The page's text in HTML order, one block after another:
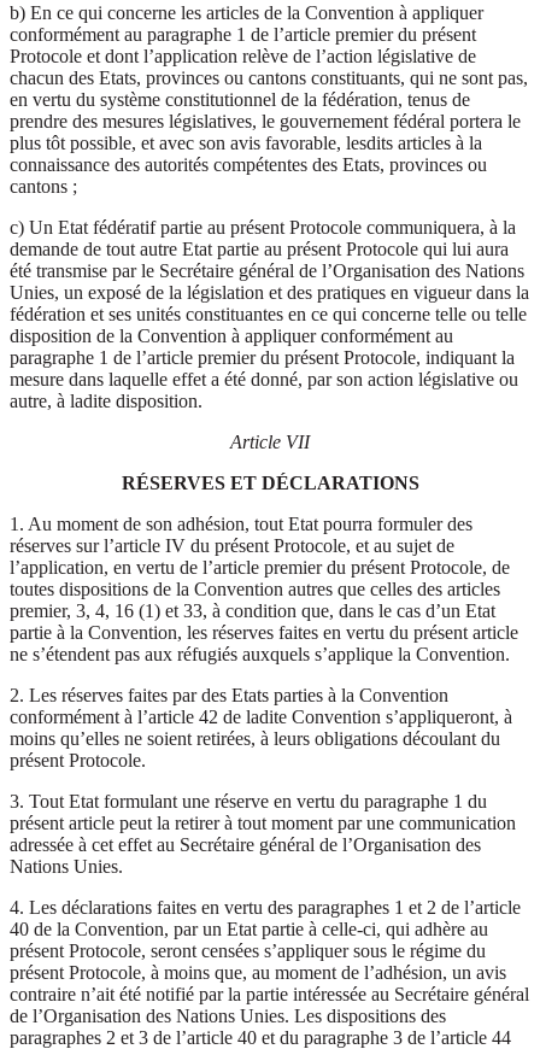
b) En ce qui concerne les articles de la Convention à appliquer
conformément au paragraphe 1 de l’article premier du présent
Protocole et dont l’application relève de l’action législative de
chacun des Etats, provinces ou cantons constituants, qui ne sont pas,
en vertu du système constitutionnel de la fédération, tenus de
prendre des mesures législatives, le gouvernement fédéral portera le
plus tôt possible, et avec son avis favorable, lesdits articles à la
connaissance des autorités compétentes des Etats, provinces ou
cantons ;
c) Un Etat fédératif partie au présent Protocole communiquera, à la
demande de tout autre Etat partie au présent Protocole qui lui aura
été transmise par le Secrétaire général de l’Organisation des Nations
Unies, un exposé de la législation et des pratiques en vigueur dans la
fédération et ses unités constituantes en ce qui concerne telle ou telle
disposition de la Convention à appliquer conformément au
paragraphe 1 de l’article premier du présent Protocole, indiquant la
mesure dans laquelle effet a été donné, par son action législative ou
autre, à ladite disposition.
Article VII
RÉSERVES ET DÉCLARATIONS
1. Au moment de son adhésion, tout Etat pourra formuler des
réserves sur l’article IV du présent Protocole, et au sujet de
l’application, en vertu de l’article premier du présent Protocole, de
toutes dispositions de la Convention autres que celles des articles
premier, 3, 4, 16 (1) et 33, à condition que, dans le cas d’un Etat
partie à la Convention, les réserves faites en vertu du présent article
ne s’étendent pas aux réfugiés auxquels s’applique la Convention.
2. Les réserves faites par des Etats parties à la Convention
conformément à l’article 42 de ladite Convention s’appliqueront, à
moins qu’elles ne soient retirées, à leurs obligations découlant du
présent Protocole.
3. Tout Etat formulant une réserve en vertu du paragraphe 1 du
présent article peut la retirer à tout moment par une communication
adressée à cet effet au Secrétaire général de l’Organisation des
Nations Unies.
4. Les déclarations faites en vertu des paragraphes 1 et 2 de l’article
40 de la Convention, par un Etat partie à celle-ci, qui adhère au
présent Protocole, seront censées s’appliquer sous le régime du
présent Protocole, à moins que, au moment de l’adhésion, un avis
contraire n’ait été notifié par la partie intéressée au Secrétaire général
de l’Organisation des Nations Unies. Les dispositions des
paragraphes 2 et 3 de l’article 40 et du paragraphe 3 de l’article 44